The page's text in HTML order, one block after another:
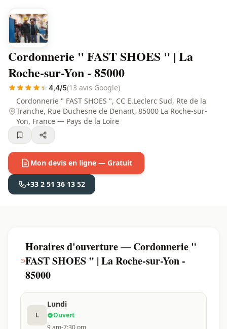
Cordonnerie " FAST SHOES " | La
Roche-sur-Yon - 85000
4,4/5(13 avis Google)
Cordonnerie " FAST SHOES ", CC E.Leclerc Sud, Rte de la
Tranche, Rue Duchesne de Denant, 85000 La Roche-sur-
Yon, France — Pays de la Loire
Mon devis en ligne — Gratuit
+33 2 51 36 13 52
Horaires d'ouverture — Cordonnerie "
FAST SHOES " | La Roche-sur-Yon -
85000
L
Lundi
Ouvert
9 am-7:30 pm